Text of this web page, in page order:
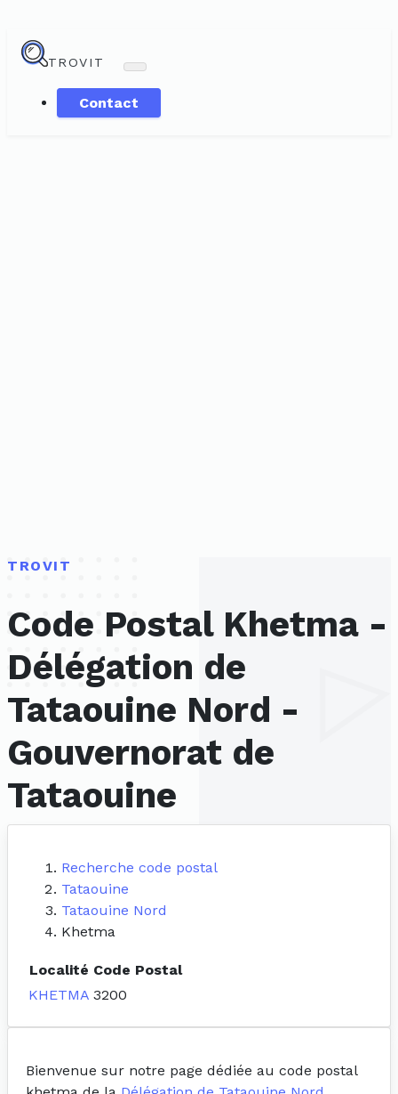
TROVIT
Contact
TROVIT
Code Postal Khetma -
Délégation de
Tataouine Nord -
Gouvernorat de
Tataouine
Recherche code postal
Tataouine
Tataouine Nord
Khetma
Localité Code Postal
KHETMA 3200
Bienvenue sur notre page dédiée au code postal